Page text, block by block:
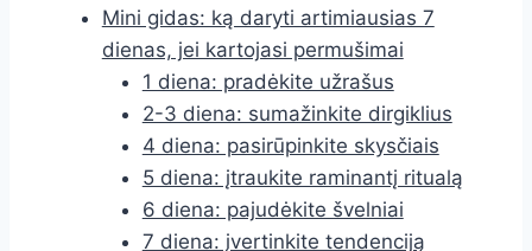
Mini gidas: ką daryti artimiausias 7
dienas, jei kartojasi permušimai
1 diena: pradėkite užrašus
2-3 diena: sumažinkite dirgiklius
4 diena: pasirūpinkite skysčiais
5 diena: įtraukite raminantį ritualą
6 diena: pajudėkite švelniai
7 diena: įvertinkite tendenciją